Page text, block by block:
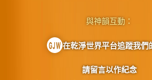
與神韻互動：
在乾淨世界平台追蹤我們
請留言以作紀念